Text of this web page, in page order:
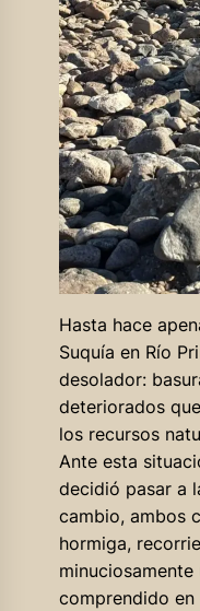
Hasta hace
Suquía en Río
desolador:
deteriorados
los recursos
Ante esta
decidió pasar a
cambio, ambos
hormiga,
comprendido en